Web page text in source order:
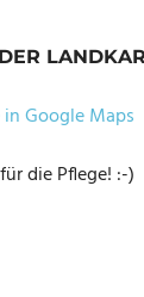
Google Maps
die Pflege! :-)